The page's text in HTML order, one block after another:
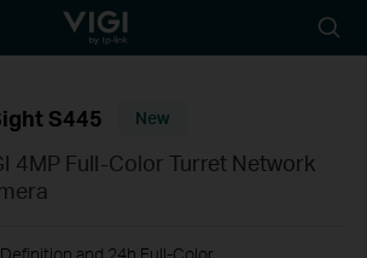
TP-Link, Reliably
icon
S445 New
4MP Full-Color Turret Network